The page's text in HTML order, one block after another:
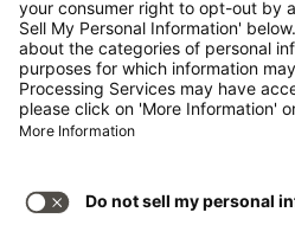
Poderão aplicar-se taxas
registadaou outros serviços
osTermos e Condições
(T&C).